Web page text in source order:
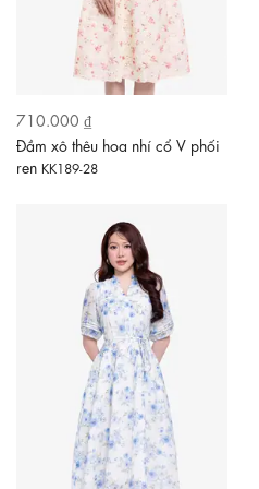
710.000 ₫
Đầm xô thêu hoa nhí cổ V phối
ren KK189-28